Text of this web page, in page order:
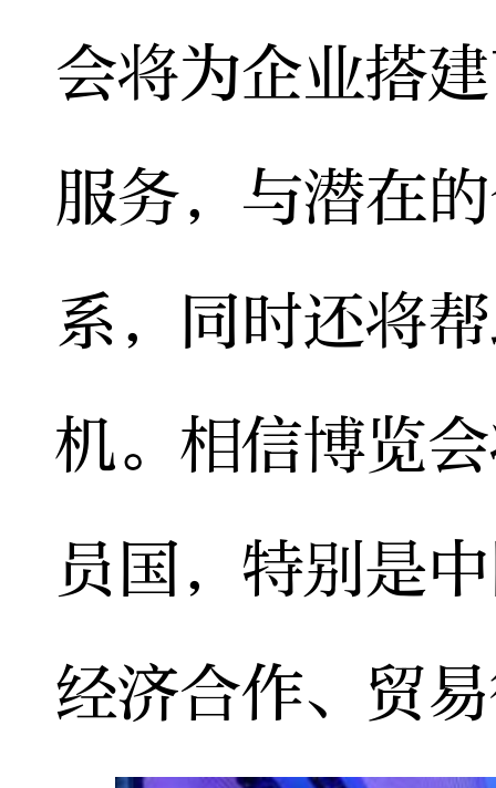
会将为企业搭
服务，与潜在
系，同时还将
机。相信博览
员国，特别是
经济合作、贸